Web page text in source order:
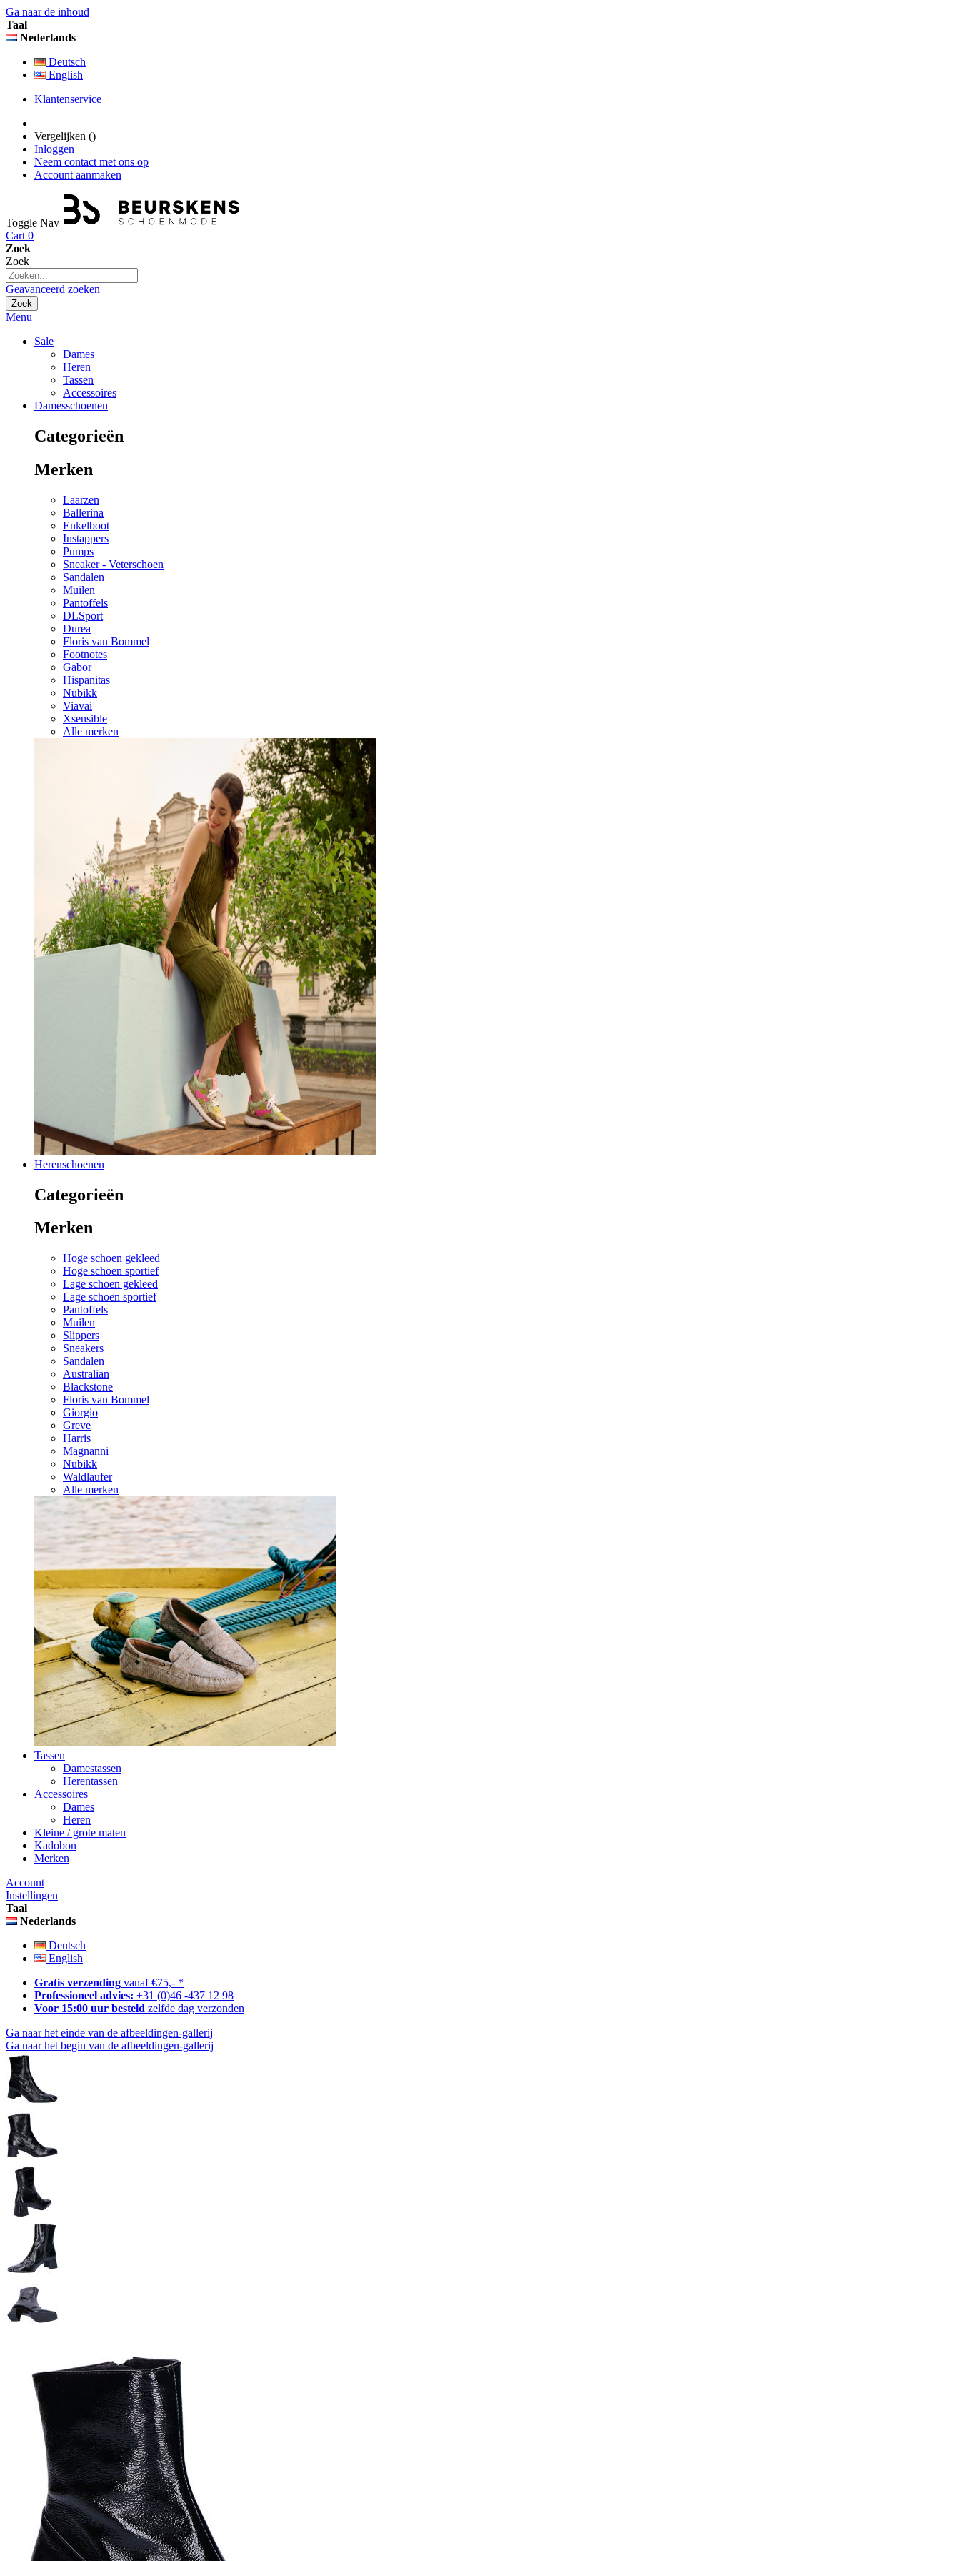
Ga naar de inhoud
Taal
Nederlands
Deutsch
English
Klantenservice
Vergelijken ()
Inloggen
Neem contact met ons op
Account aanmaken
Toggle Nav
Cart 0
Zoek
Zoek
Geavanceerd zoeken
Zoek
Menu
Sale
Dames
Heren
Tassen
Accessoires
Damesschoenen
Categorieën
Merken
Laarzen
Ballerina
Enkelboot
Instappers
Pumps
Sneaker - Veterschoen
Sandalen
Muilen
Pantoffels
DLSport
Durea
Floris van Bommel
Footnotes
Gabor
Hispanitas
Nubikk
Viavai
Xsensible
Alle merken
Herenschoenen
Categorieën
Merken
Hoge schoen gekleed
Hoge schoen sportief
Lage schoen gekleed
Lage schoen sportief
Pantoffels
Muilen
Slippers
Sneakers
Sandalen
Australian
Blackstone
Floris van Bommel
Giorgio
Greve
Harris
Magnanni
Nubikk
Waldlaufer
Alle merken
Tassen
Damestassen
Herentassen
Accessoires
Dames
Heren
Kleine / grote maten
Kadobon
Merken
Account
Instellingen
Taal
Nederlands
Deutsch
English
Gratis verzending vanaf €75,- *
Professioneel advies: +31 (0)46 -437 12 98
Voor 15:00 uur besteld zelfde dag verzonden
Ga naar het einde van de afbeeldingen-gallerij
Ga naar het begin van de afbeeldingen-gallerij